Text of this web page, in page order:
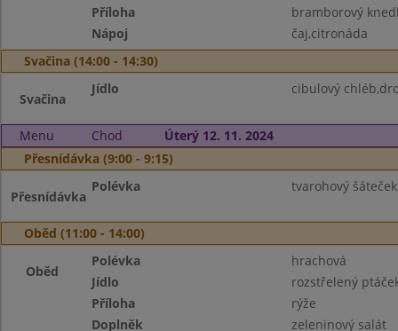
Příloha
bramborový
Nápoj
čaj,citronáda
Svačina (14:00 - 14:30)
Svačina
Jídlo cibulový
Menu Chod
Úterý 12. 11. 2024
Přesnídávka (9:00 - 9:15)
Přesnídávka
Polévka tvarohový
Oběd (11:00 - 14:00)
Oběd
Polévka
hrachová
Jídlo
rozstřelený
Příloha
rýže
Doplněk
zeleninový salát